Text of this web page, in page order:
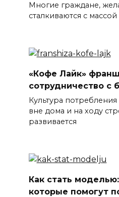
Многие граждане,
сталкиваются с
«Кофе Лайк»
сотрудничество с
Культура
вне дома и на ходу
развивается
Как стать
которые помогут